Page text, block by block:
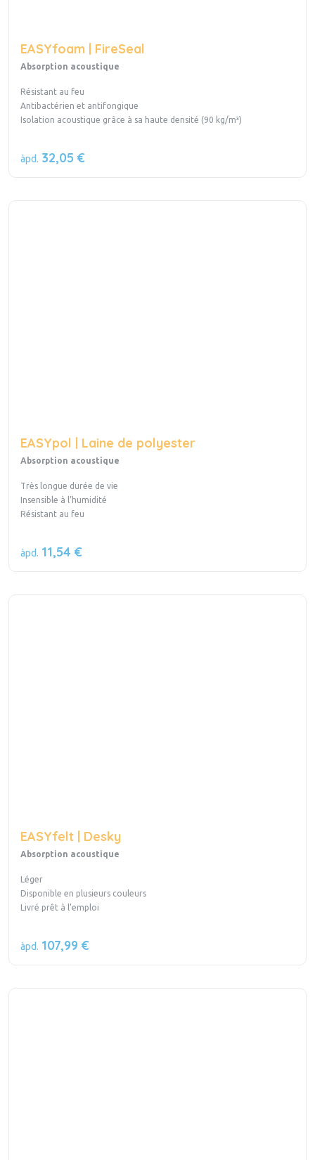
EASYfoam | FireSeal
Absorption acoustique
Résistant au feu
Antibactérien et antifongique
Isolation acoustique grâce à sa haute densité (90 kg/m³)
àpd. 32,05 €
EASYpol | Laine de polyester
Absorption acoustique
Très longue durée de vie
Insensible à l’humidité
Résistant au feu
àpd. 11,54 €
EASYfelt | Desky
Absorption acoustique
Léger
Disponible en plusieurs couleurs
Livré prêt à l’emploi
àpd. 107,99 €